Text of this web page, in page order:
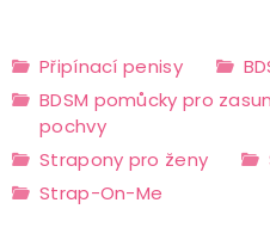
Připínací penisy
BDSM pomůcky pro
pochvy
Strapony pro ženy
Strap-On-Me